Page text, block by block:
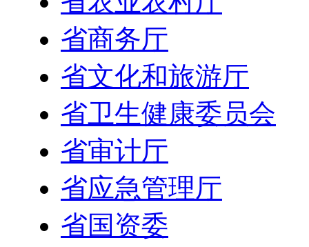
省商务厅
省文化和旅游厅
省卫生健康委员会
省审计厅
省应急管理厅
省国资委